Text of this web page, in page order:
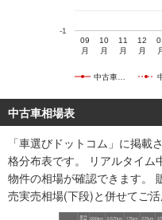
中古車…
09
月
10
月
11
月
12
月
-1
中古車相場表
「車選びドットコム」に掲
格分布表です。 リアルタイム
物件の相場が確認できます。
売実売相場(下段)と併せてご活